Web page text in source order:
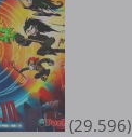
(29.596)